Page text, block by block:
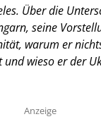
Über die
seine
warum er
wieso er der
Anzeige